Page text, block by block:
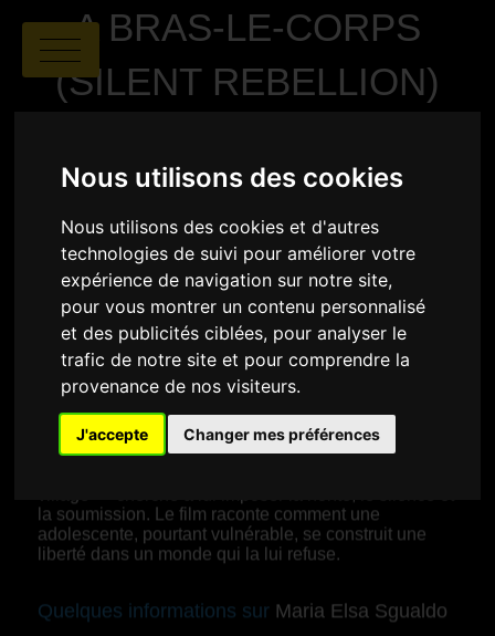
Nous utilisons des cookies
Nous utilisons des cookies et d'autres
technologies de suivi pour améliorer votre
expérience de navigation sur notre site,
pour vous montrer un contenu personnalisé
et des publicités ciblées, pour analyser le
trafic de notre site et pour comprendre la
provenance de nos visiteurs.
J'accepte Changer mes préférences
A BRAS-LE-CORPS
(SILENT REBELLION)
Maria Elsa Sgualdo | 01:36 |
Belgique, France, Suisse
SYNOPSIS
Le film suit Emma, 15 ans, enceinte après un viol,
dans une communauté protestante rurale en 1943.
la soumission. Le film raconte comment une
adolescente, pourtant vulnérable, se construit une
liberté dans un monde qui la lui refuse.
Quelques informations sur Maria Elsa Sgualdo